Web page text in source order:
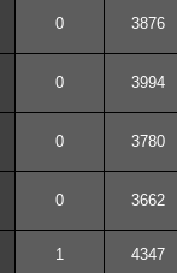
0 3876
0 3994
0 3780
0 3662
1 4347